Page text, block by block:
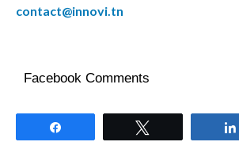
contact@innovi.tn
Facebook Comments